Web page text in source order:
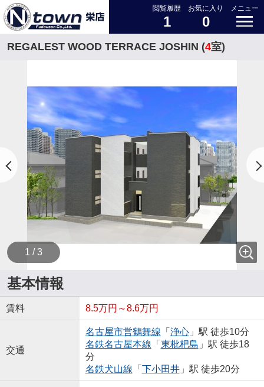
閲覧履歴
1
お気に入り
0
メニュー
REGALEST WOOD TERRACE JOSHIN (4室)
1 / 3
基本情報
賃料 8.5万円～8.6万円
交通
名古屋市営鶴舞線 「 浄心」駅 徒歩10分
名鉄名古屋本線 「 東枇杷島 」駅 徒歩18
分
名鉄犬山線 「 下小田井」駅 徒歩20分